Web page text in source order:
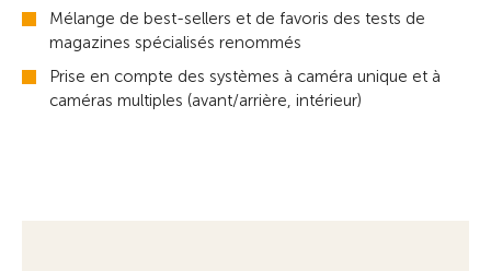
Mélange de best-sellers et de favoris des tests de
magazines spécialisés renommés
Prise en compte des systèmes à caméra unique et à
caméras multiples (avant/arrière, intérieur)